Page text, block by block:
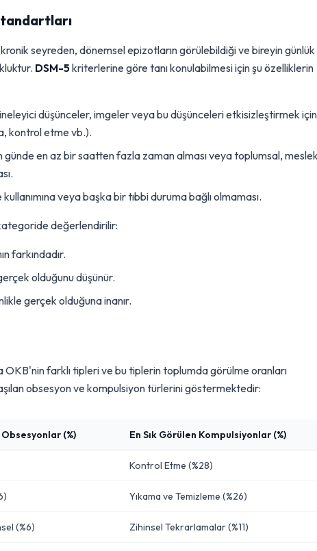
seyreden, dönemsel epizotların görülebildiği ve bireyin günlük
DSM-5 kriterlerine göre tanı konulabilmesi için şu özelliklerin
düşünceler, imgeler veya bu düşünceleri etkisizleştirmek için
kontrol etme vb.).
günde en az bir saatten fazla zaman alması veya toplumsal,
veya başka bir tıbbi duruma bağlı olmaması.
değerlendirilir:
farkındadır.
olduğunu düşünür.
gerçek olduğuna inanır.
farklı tipleri ve bu tiplerin toplumda görülme oranları
obsesyon ve kompulsiyon türlerini göstermektedir:
Obsesyonlar (%) En Sık Görülen Kompulsiyonlar (%)
Kontrol Etme (%28)
Yıkama ve Temizleme (%26)
(%6) Zihinsel Tekrarlamalar (%11)